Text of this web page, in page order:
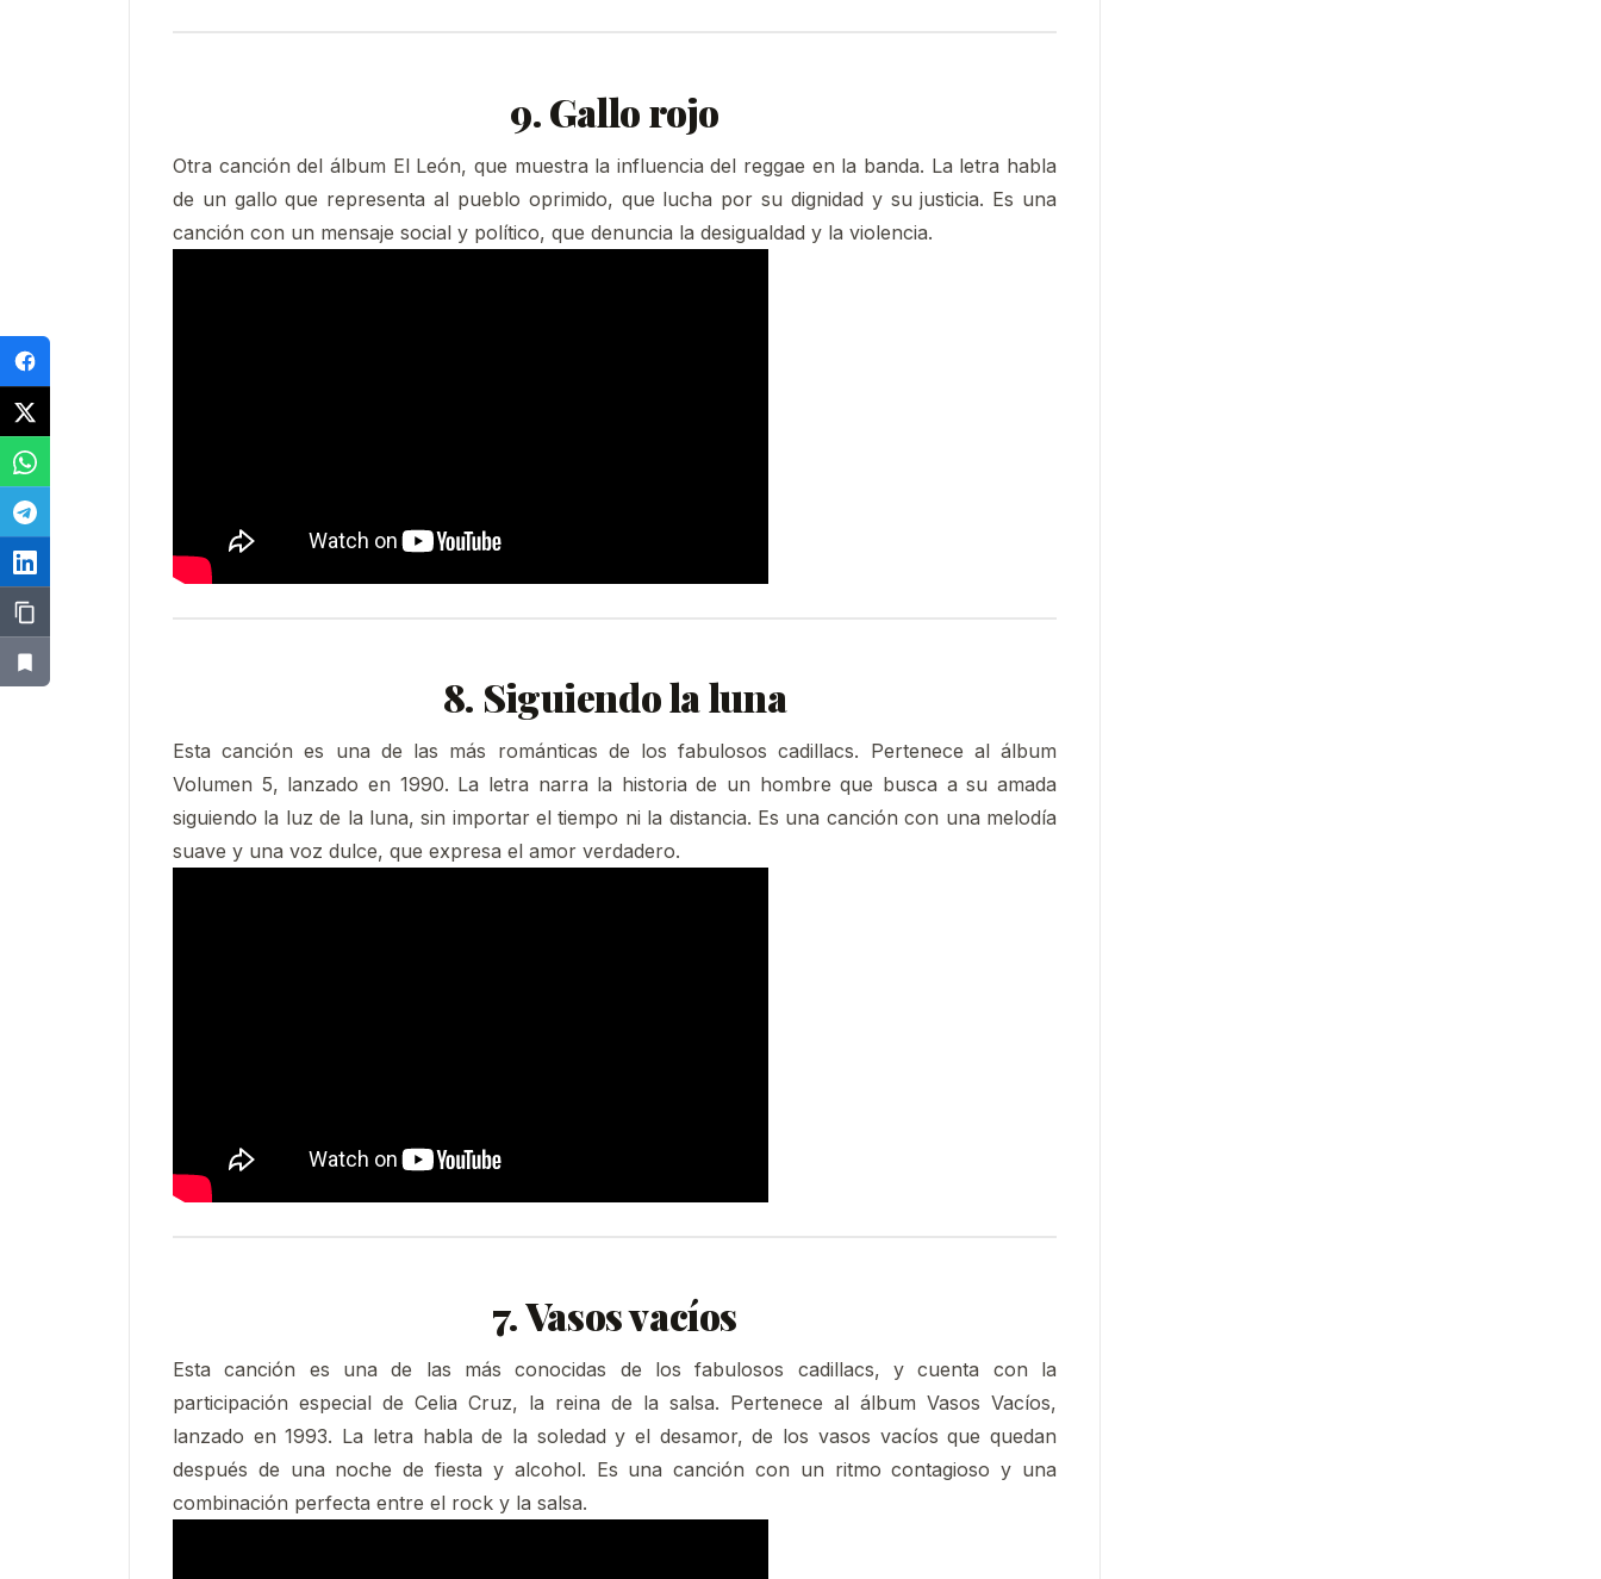
9. Gallo rojo
Otra canción del álbum El León, que muestra la influencia del reggae en la banda. La letra habla
de un gallo que representa al pueblo oprimido, que lucha por su dignidad y su justicia. Es una
canción con un mensaje social y político, que denuncia la desigualdad y la violencia.
8. Siguiendo la luna
Esta canción es una de las más románticas de los fabulosos cadillacs. Pertenece al álbum
Volumen 5, lanzado en 1990. La letra narra la historia de un hombre que busca a su amada
siguiendo la luz de la luna, sin importar el tiempo ni la distancia. Es una canción con una melodía
suave y una voz dulce, que expresa el amor verdadero.
7. Vasos vacíos
Esta canción es una de las más conocidas de los fabulosos cadillacs, y cuenta con la
participación especial de Celia Cruz, la reina de la salsa. Pertenece al álbum Vasos Vacíos,
lanzado en 1993. La letra habla de la soledad y el desamor, de los vasos vacíos que quedan
después de una noche de fiesta y alcohol. Es una canción con un ritmo contagioso y una
combinación perfecta entre el rock y la salsa.